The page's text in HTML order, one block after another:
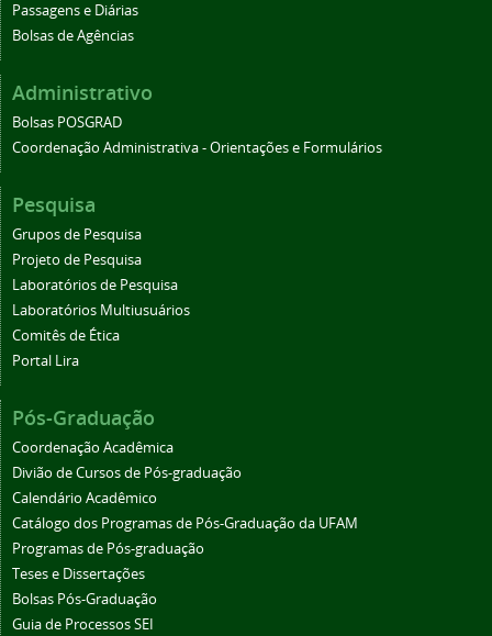
Passagens e Diárias
Bolsas de Agências
Administrativo
Bolsas POSGRAD
Coordenação Administrativa - Orientações e Formulários
Pesquisa
Grupos de Pesquisa
Projeto de Pesquisa
Laboratórios de Pesquisa
Laboratórios Multiusuários
Comitês de Ética
Portal Lira
Pós-Graduação
Coordenação Acadêmica
Divião de Cursos de Pós-graduação
Calendário Acadêmico
Catálogo dos Programas de Pós-Graduação da UFAM
Programas de Pós-graduação
Teses e Dissertações
Bolsas Pós-Graduação
Guia de Processos SEI